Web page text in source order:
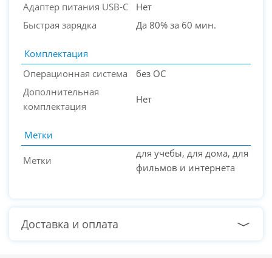
Адаптер питания USB-C
Нет
Быстрая зарядка
Да 80% за 60 мин.
Комплектация
Операционная система
без ОС
Дополнительная
комплектация
Нет
Метки
Метки
для учебы, для дома, для
фильмов и интернета
Доставка и оплата